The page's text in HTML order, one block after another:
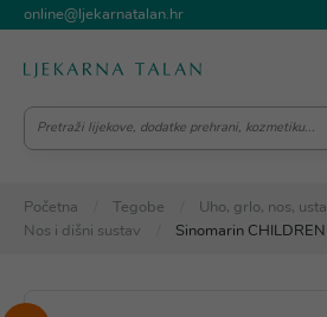
online@ljekarnatalan.hr
Početna Tegobe
Uho, grlo, nos, usta
Nos i dišni sustav
Sinomarin CHILDREN